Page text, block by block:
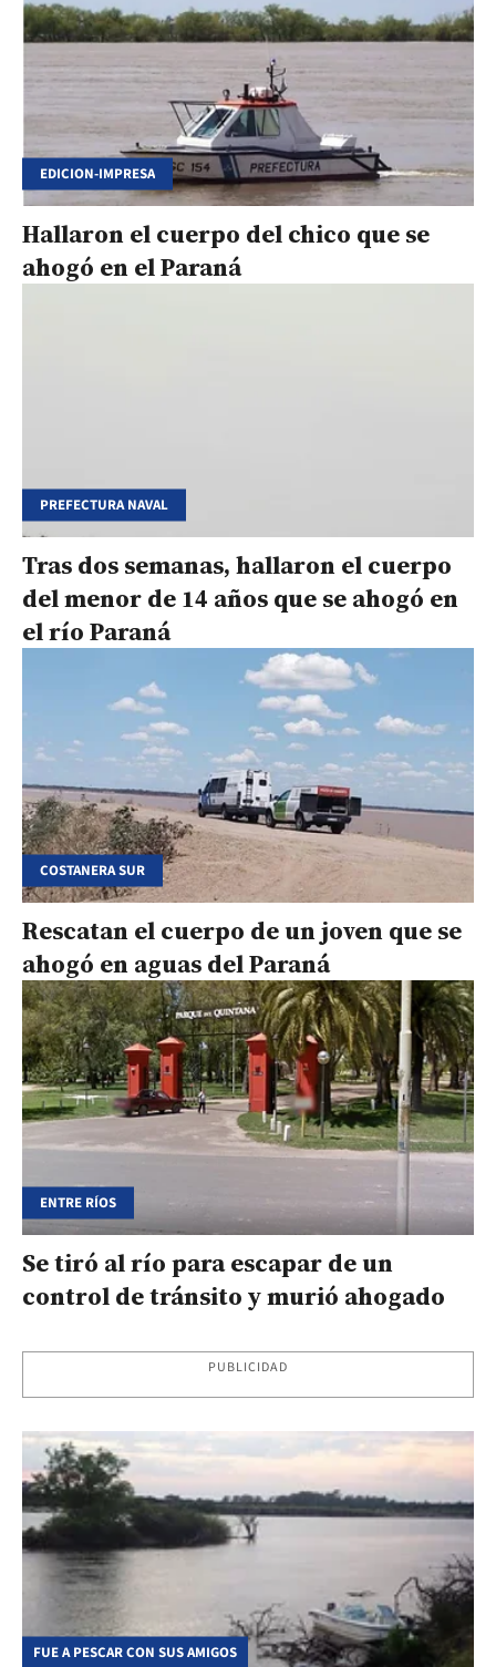
EDICION-IMPRESA
Hallaron el cuerpo del chico que se
ahogó en el Paraná
PREFECTURA NAVAL
Tras dos semanas, hallaron el cuerpo
del menor de 14 años que se ahogó en
el río Paraná
COSTANERA SUR
Rescatan el cuerpo de un joven que se
ahogó en aguas del Paraná
ENTRE RÍOS
Se tiró al río para escapar de un
control de tránsito y murió ahogado
PUBLICIDAD
FUE A PESCAR CON SUS AMIGOS